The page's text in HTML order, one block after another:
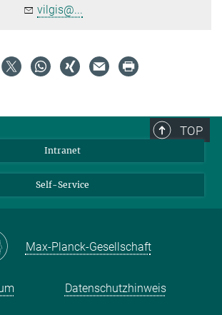
vilgis@...
TOP
Intranet
Self-Service
Max-Planck-Gesellschaft
Datenschutzhinweis